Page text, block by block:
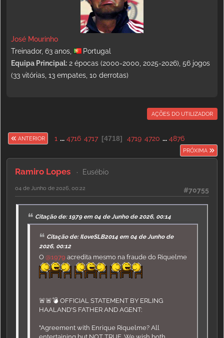
José Mourinho
Treinador, 63 anos,
Portugal
Equipa Principal: 2 épocas (2000-2000, 2025-2026), 56 jogos
(33 vitórias, 13 empates, 10 derrotas)
AÇÕES DO UTILIZADOR
ANTERIOR 1 ... 4716 4717 4718 4719 4720 ... 4876
PRÓXIMA
Ramiro Lopes Eusébio
#70755
04 de Junho de 2026, 00:22
Citação de: 1979 em 04 de Junho de 2026, 00:14
Citação de: IloveSLB2014 em 04 de Junho de
2026, 00:12
O@1979 acredita mesmo na fraude do Riquelme
🚨🚨💣 OFFICIAL STATEMENT BY ERLING
HAALAND'S FATHER AND AGENT:
"Agreement with Enrique Riquelme? All